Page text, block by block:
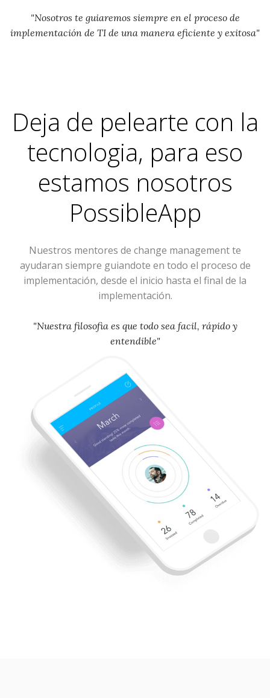
"Nosotros te guiaremos siempre en el proceso de
implementación de TI de una manera eficiente y exitosa"
Deja de pelearte con la
tecnologia, para eso
estamos nosotros
PossibleApp
Nuestros mentores de change management te
ayudaran siempre guiandote en todo el proceso de
implementación, desde el inicio hasta el final de la
implementación.
"Nuestra filosofia es que todo sea facil, rápido y
entendible"